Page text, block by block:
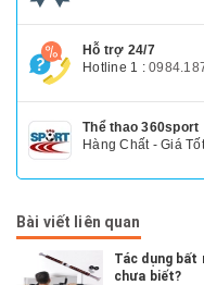
Hỗ trợ 24/7
Hotline 1 :
Thể thao 360sport
Hàng Chất - Giá
Bài viết liên quan
Tác dụng bất
chưa biết?